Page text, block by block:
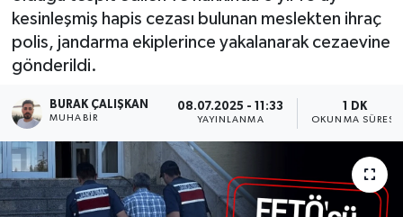
kesinleşmiş hapis cezası bulunan meslekten ihraç
polis, jandarma ekiplerince yakalanarak cezaevine
gönderildi.
BURAK ÇALIŞKAN
MUHABIR
08.07.2025 - 11:33
YAYINLANMA
1 DK
OKUNMA SÜRESI
Son Dakika Haberleri
Haber Arşivi